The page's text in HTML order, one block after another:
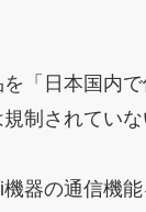
「日本国内
制されていな
器の通信機